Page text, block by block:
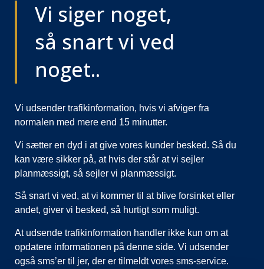
Vi siger noget,
så snart vi ved
noget..
Vi udsender trafikinformation, hvis vi afviger fra
normalen med mere end 15 minutter.
Vi sætter en dyd i at give vores kunder besked. Så du
kan være sikker på, at hvis der står at vi sejler
planmæssigt, så sejler vi planmæssigt.
Så snart vi ved, at vi kommer til at blive forsinket eller
andet, giver vi besked, så hurtigt som muligt.
At udsende trafikinformation handler ikke kun om at
opdatere informationen på denne side. Vi udsender
også sms’er til jer, der er tilmeldt vores sms-service.